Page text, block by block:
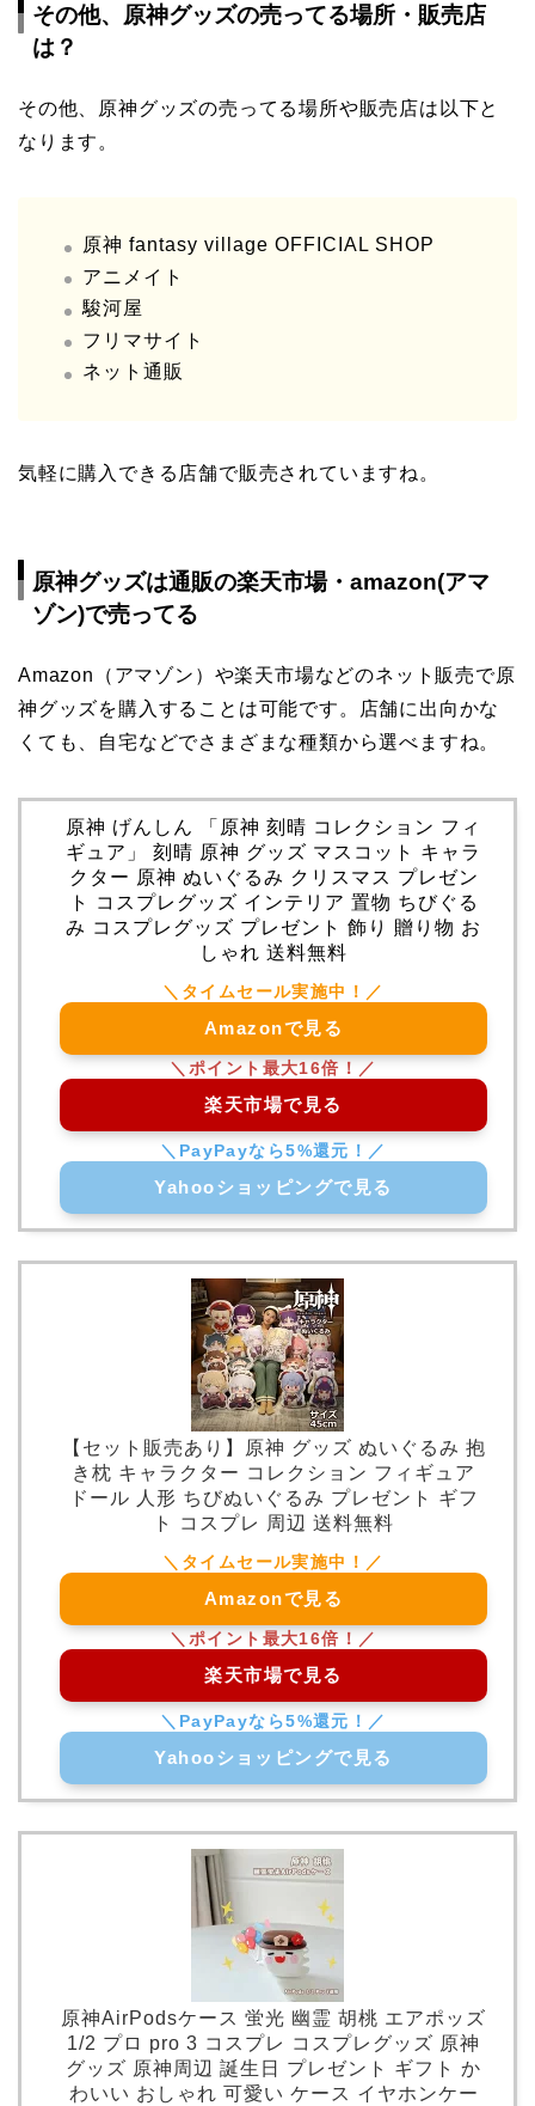
その他、原神グッズの売ってる場所・販売店
は？
その他、原神グッズの売ってる場所や販売店は以下と
なります。
原神 fantasy village OFFICIAL SHOP
アニメイト
駿河屋
フリマサイト
ネット通販
気軽に購入できる店舗で販売されていますね。
原神グッズは通販の楽天市場・amazon(アマ
ゾン)で売ってる
Amazon（アマゾン）や楽天市場などのネット販売で原
神グッズを購入することは可能です。店舗に出向かな
くても、自宅などでさまざまな種類から選べますね。
原神 げんしん 「原神 刻晴 コレクション フィ
ギュア」 刻晴 原神 グッズ マスコット キャラ
クター 原神 ぬいぐるみ クリスマス プレゼン
ト コスプレグッズ インテリア 置物 ちびぐる
み コスプレグッズ プレゼント 飾り 贈り物 お
しゃれ 送料無料
Amazonで見る
楽天市場で見る
Yahooショッピングで見る
【セット販売あり】原神 グッズ ぬいぐるみ 抱
き枕 キャラクター コレクション フィギュア
ドール 人形 ちびぬいぐるみ プレゼント ギフ
ト コスプレ 周辺 送料無料
Amazonで見る
楽天市場で見る
Yahooショッピングで見る
原神AirPodsケース 蛍光 幽霊 胡桃 エアポッズ
1/2 プロ pro 3 コスプレ コスプレグッズ 原神
グッズ 原神周辺 誕生日 プレゼント ギフト か
わいい おしゃれ 可愛い ケース イヤホンケー